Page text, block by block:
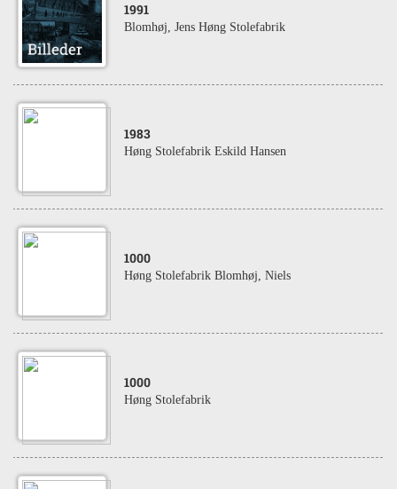
1991
Blomhøj, Jens Høng Stolefabrik
1983
Høng Stolefabrik Eskild Hansen
1000
Høng Stolefabrik Blomhøj, Niels
1000
Høng Stolefabrik